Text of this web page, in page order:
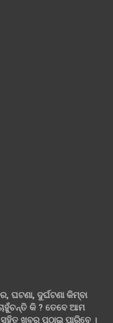
ଦୁର୍ଘଟଣା କିମ୍ବା
କି ? ତେବେ ଆମ
ଖବର ପଠାଇ ପାରିବେ ।